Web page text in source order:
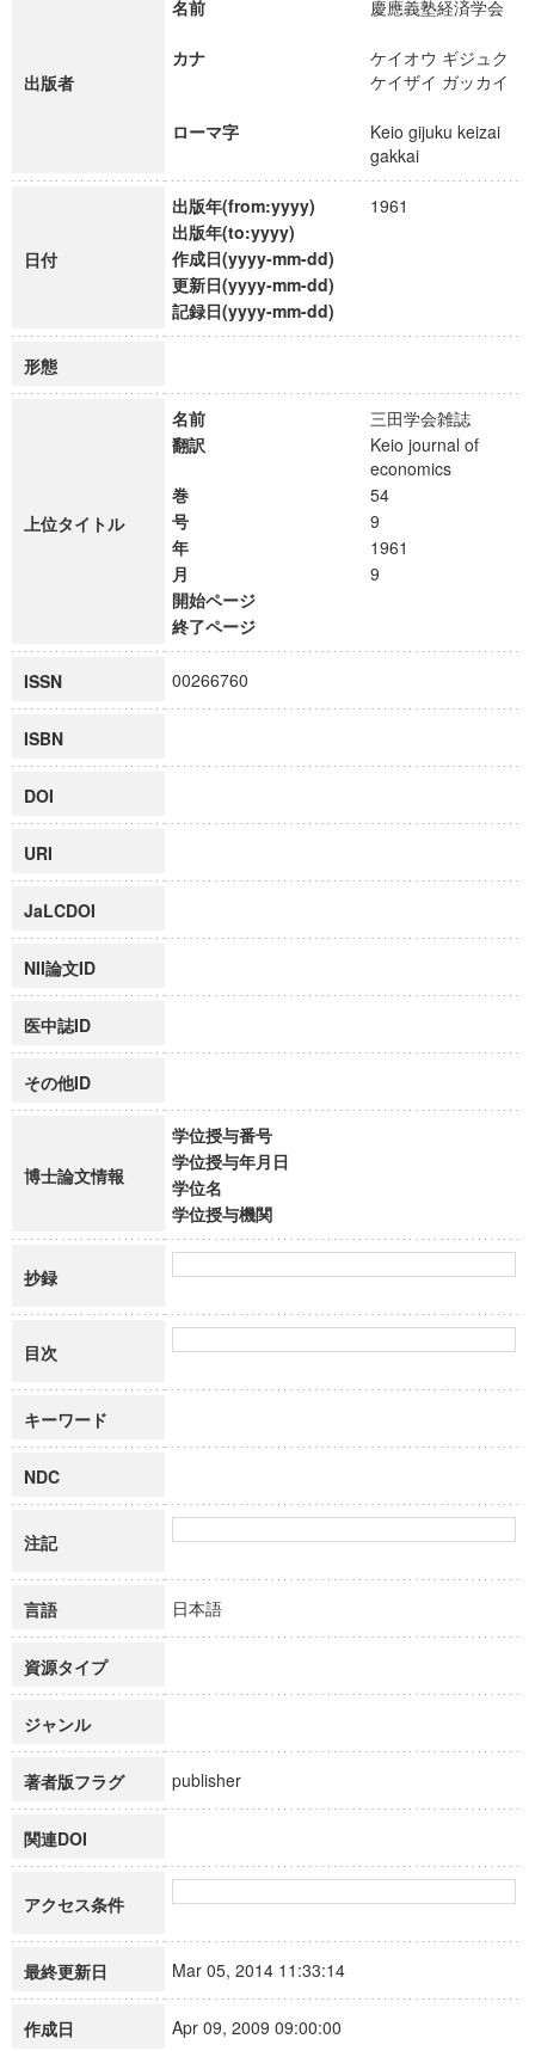
出版者
名前 慶應義塾経済学会
カナ
ケイオウ ギジュク
ケイザイ ガッカイ
ローマ字
Keio gijuku keizai
gakkai
日付
出版年(from:yyyy)
1961
出版年(to:yyyy)
作成日(yyyy-mm-dd)
更新日(yyyy-mm-dd)
記録日(yyyy-mm-dd)
形態
上位タイトル
名前
三田学会雑誌
翻訳
Keio journal of
economics
巻
54
号
9
年
1961
月
9
開始ページ
終了ページ
ISSN 00266760
ISBN
DOI
URI
JaLCDOI
NII論文ID
医中誌ID
その他ID
博士論文情報
学位授与番号
学位授与年月日
学位名
学位授与機関
抄録
目次
キーワード
NDC
注記
言語 日本語
資源タイプ
ジャンル
著者版フラグ publisher
関連DOI
アクセス条件
最終更新日 Mar 05, 2014 11:33:14
作成日 Apr 09, 2009 09:00:00